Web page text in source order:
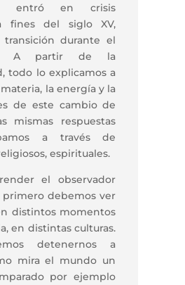
entró en crisis
fines del siglo XV,
durante el
A partir de la
todo lo explicamos a
la energía y la
de este cambio de
mismas respuestas
a través de
espirituales.
el observador
primero debemos ver
distintos momentos
en distintas culturas.
detenernos a
mira el mundo un
por ejemplo